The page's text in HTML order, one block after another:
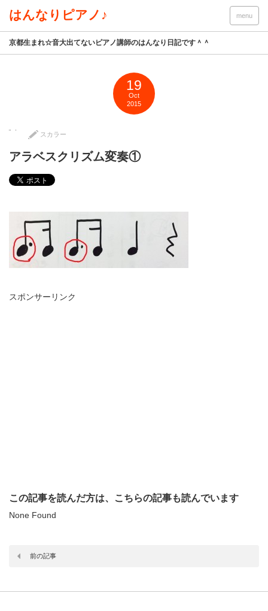
はんなりピアノ♪ menu
京都生まれ☆音大出てないピアノ講師のはんなり日記です＾＾
19
Oct
2015
スカラー
アラベスクリズム変奏①
スポンサーリンク
この記事を読んだ方は、こちらの記事も読んでいます
None Found
前の記事